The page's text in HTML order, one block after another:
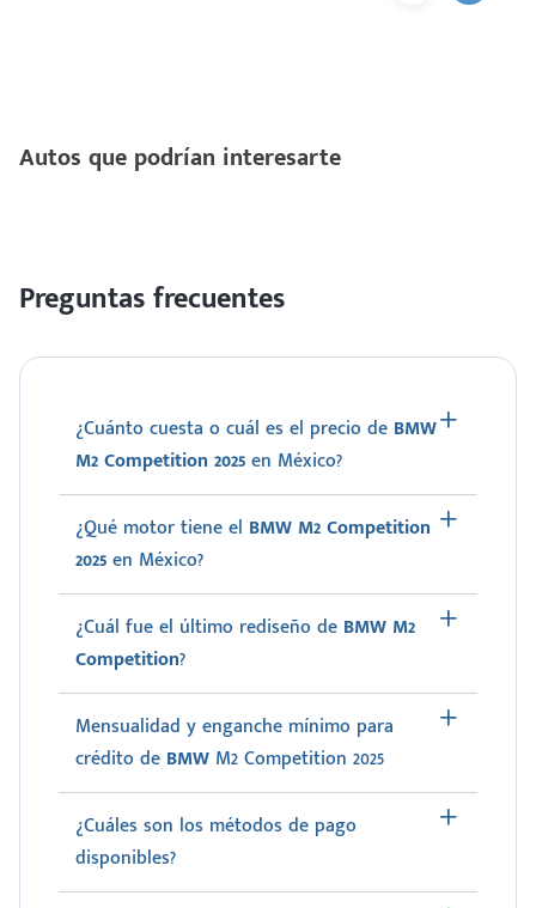
Autos que podrían interesarte
Preguntas frecuentes
¿Cuánto cuesta o cuál es el precio de BMW
M2 Competition 2025en México?
¿Qué motor tiene el BMW M2 Competition
2025en México?
¿Cuál fue el último rediseño de BMW M2
Competition?
Mensualidad y enganche mínimo para
crédito de BMW M2 Competition 2025
¿Cuáles son los métodos de pago
disponibles?